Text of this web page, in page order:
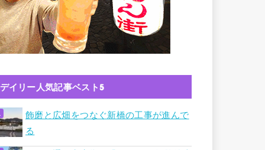
デイリー人気記事ベスト5
飾磨と広畑をつなぐ新橋の工事が進んで
る